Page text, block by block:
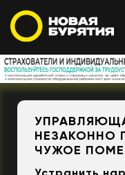
НЕЗАКОННО
ЧУЖОЕ